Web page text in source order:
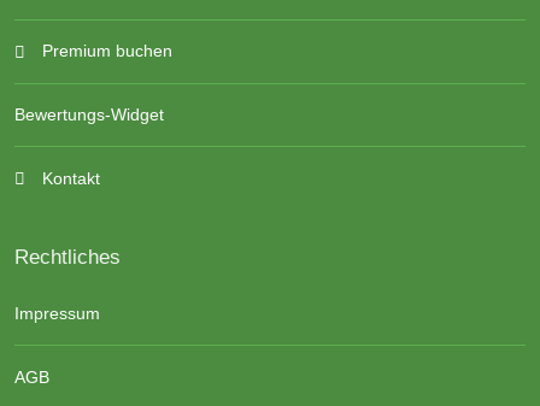
Premium buchen
Bewertungs-Widget
Kontakt
Rechtliches
Impressum
AGB